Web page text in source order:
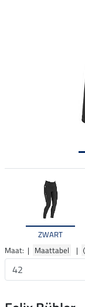
ZWART
Maat: | Maattabel |